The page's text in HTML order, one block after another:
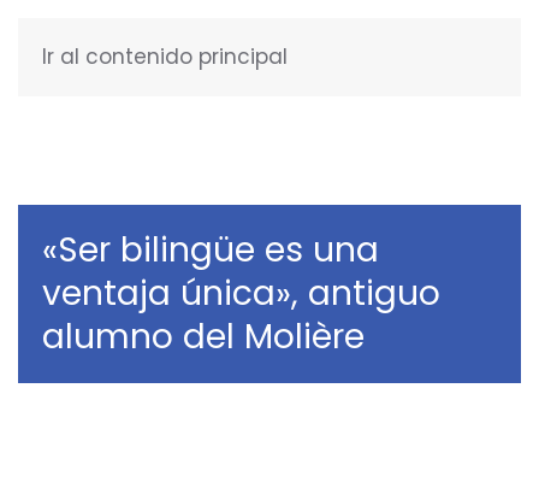
Ir al contenido principal
«Ser bilingüe es una
ventaja única», antiguo
alumno del Molière